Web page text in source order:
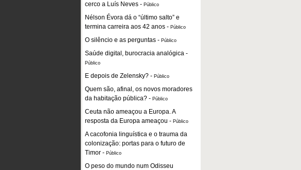
cerco a Luís Neves - Público
Nélson Évora dá o “último salto” e
termina carreira aos 42 anos - Público
O silêncio e as perguntas - Público
Saúde digital, burocracia analógica -
Público
E depois de Zelensky? - Público
Quem são, afinal, os novos moradores
da habitação pública? - Público
Ceuta não ameaçou a Europa. A
resposta da Europa ameaçou - Público
A cacofonia linguística e o trauma da
colonização: portas para o futuro de
Timor - Público
O peso do mundo num Odisseu